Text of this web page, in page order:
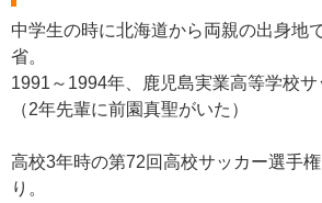
中学生の時に北海道から両親の出身地
省。
1991～1994年、鹿児島実業高等学校
（2年先輩に前園真聖がいた）
高校3年時の第72回高校サッカー選手
り。